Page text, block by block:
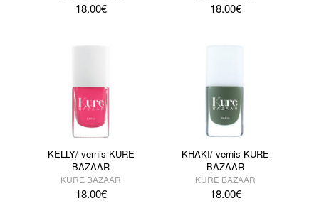
18.00€ 18.00€
KELLY/ vernis KURE
BAZAAR
KURE BAZAAR
18.00€
KHAKI/ vernis KURE
BAZAAR
KURE BAZAAR
18.00€